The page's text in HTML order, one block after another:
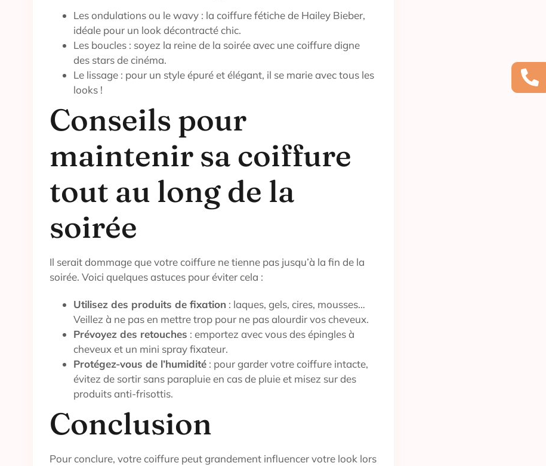
Les ondulations ou le wavy : la coiffure fétiche de Hailey Bieber,
idéale pour un look décontracté chic.
Les boucles : soyez la reine de la soirée avec une coiffure digne
des stars de cinéma.
Le lissage : pour un style épuré et élégant, il se marie avec tous les
looks !
Conseils pour
maintenir sa coiffure
tout au long de la
soirée
Il serait dommage que votre coiffure ne tienne pas jusqu’à la fin de la
soirée. Voici quelques astuces pour éviter cela :
Utilisez des produits de fixation : laques, gels, cires, mousses…
Veillez à ne pas en mettre trop pour ne pas alourdir vos cheveux.
Prévoyez des retouches : emportez avec vous des épingles à
cheveux et un mini spray fixateur.
Protégez-vous de l’humidité : pour garder votre coiffure intacte,
évitez de sortir sans parapluie en cas de pluie et misez sur des
produits anti-frisottis.
Conclusion
Pour conclure, votre coiffure peut grandement influencer votre look lors